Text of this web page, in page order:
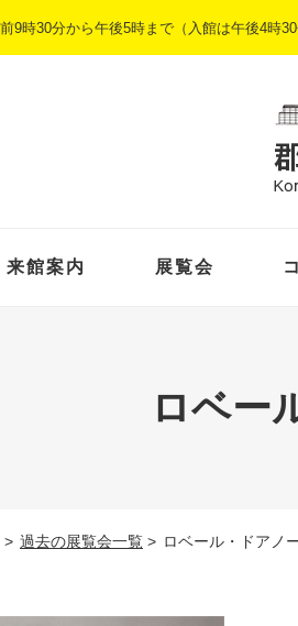
前9時30分から午後5時まで（入館は午後4
来館案内 展覧会
ロベー
> 過去の展覧会一覧 > ロベール・ドアノ